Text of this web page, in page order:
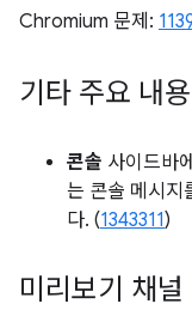
Chromium 문제:
기타 주요 내용
콘솔 사이드바
는 콘솔 메시지
다. (1343311)
미리보기 채